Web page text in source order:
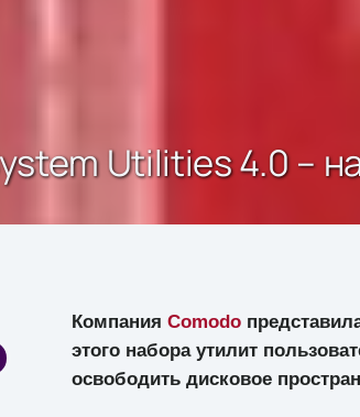
Utilities 4.0 –
Компания Comodo
этого набора утилит
освободить дисковое